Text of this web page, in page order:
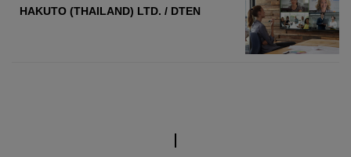
HAKUTO (THAILAND) LTD. / DTEN